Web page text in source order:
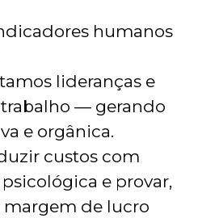
humanos
lideranças e
— gerando
e orgânica.
custos com
e provar,
de lucro